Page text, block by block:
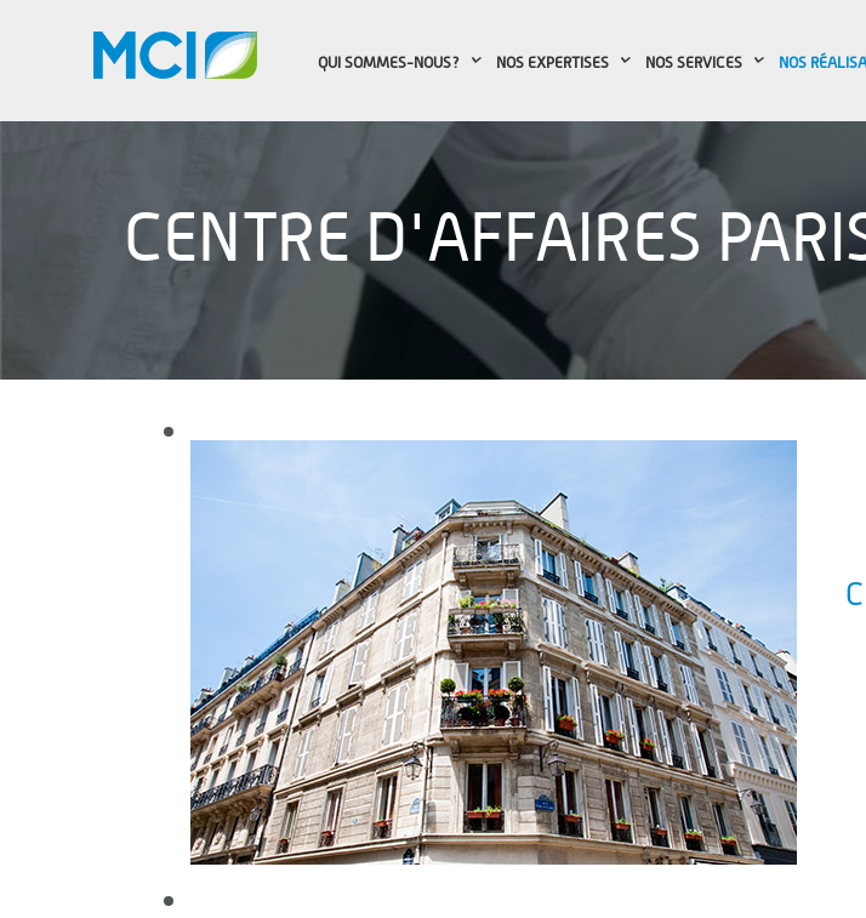
QUI SOMMES-NOUS? NOS EXPERTISES NOS SERVICES NOS
CENTRE D'AFFAIRES